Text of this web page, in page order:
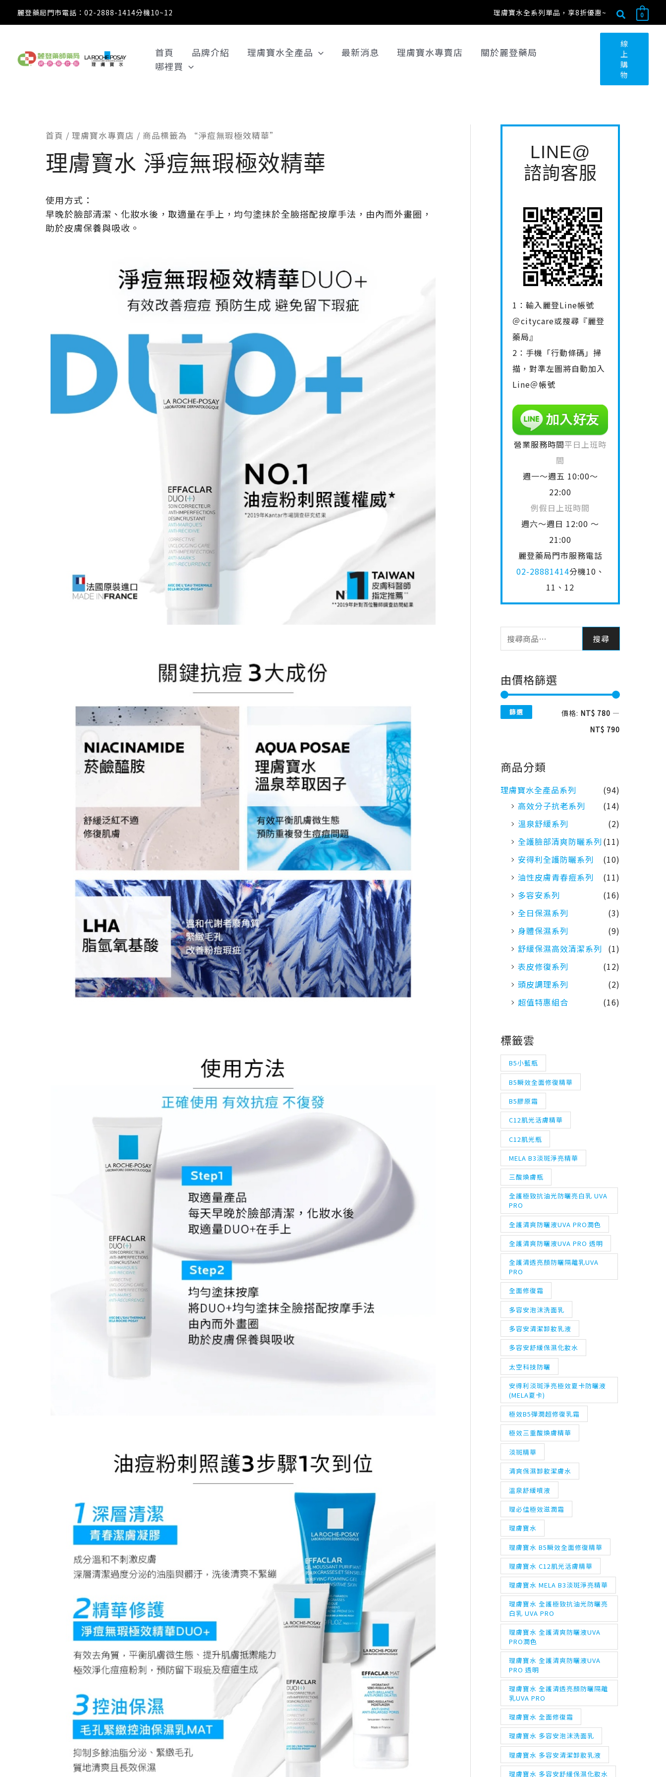
麗登藥局門市電話：02-2888-1414分機10~12 理膚寶水全系列單品，享8折優惠~
搜
尋
0
首頁 品牌介紹 理膚寶水全產品 最新消息 理膚寶水專賣店
關於麗登藥局
哪裡買
線
上
購
物
首頁 / 理膚寶水專賣店 / 商品標籤為 “淨痘無瑕極效精華”
理膚寶水 淨痘無瑕極效精華
使用方式：
早晚於臉部清潔、化妝水後，取適量在手上，均勻塗抹於全臉搭配按摩手法，由內而外畫圈，
助於皮膚保養與吸收。
LINE@
諮詢客服
1：輸入麗登Line帳號
＠citycare或搜尋『麗登
藥局』
2：手機「行動條碼」掃
描，對準左圖將自動加入
Line＠帳號
營業服務時間平日上班時
間
週一～週五 10:00～
22:00
例假日上班時間
週六～週日 12:00 ～
21:00
麗登藥局門市服務電話
02-28881414分機10、
11、12
搜
尋
鍵
搜尋
由價格篩選
最
低
價
格
最
高
價
格
篩選 價格: NT$ 780 —
NT$ 790
商品分類
理膚寶水全產品系列
(94)
高效分子抗老系列
(14)
溫泉舒緩系列
(2)
全護臉部清爽防曬系列 (11)
安得利全護防曬系列
(10)
油性皮膚青春痘系列
(11)
多容安系列
(16)
全日保濕系列
(3)
身體保濕系列
(9)
舒緩保濕高效清潔系列
(1)
表皮修復系列
(12)
頭皮調理系列
(2)
超值特惠組合
(16)
標籤雲
B5小藍瓶
B5瞬效全面修復精華
B5膠原霜
C12肌光活膚精華
C12肌光瓶
MELA B3淡斑淨亮精華
三酸煥膚瓶
全護極致抗油光防曬亮白乳 UVA
PRO
全護清爽防曬液UVA PRO潤色
全護清爽防曬液UVA PRO 透明
全護清透亮顏防曬隔離乳UVA
PRO
全面修復霜
多容安泡沫洗面乳
多容安清潔卸妝乳液
多容安舒緩保濕化妝水
太空科技防曬
安得利淡斑淨亮極效夏卡防曬液
(MELA夏卡)
極效B5彈潤超修復乳霜
極效三重酸煥膚精華
淡斑精華
清爽保濕卸妝潔膚水
溫泉舒緩噴液
理必佳極效滋潤霜
理膚寶水
理膚寶水 B5瞬效全面修復精華
理膚寶水 C12肌光活膚精華
理膚寶水 MELA B3淡斑淨亮精華
理膚寶水 全護極致抗油光防曬亮
白乳 UVA PRO
理膚寶水 全護清爽防曬液UVA
PRO潤色
理膚寶水 全護清爽防曬液UVA
PRO 透明
理膚寶水 全護清透亮顏防曬隔離
乳UVA PRO
理膚寶水 全面修復霜
理膚寶水 多容安泡沫洗面乳
理膚寶水 多容安清潔卸妝乳液
理膚寶水 多容安舒緩保濕化妝水